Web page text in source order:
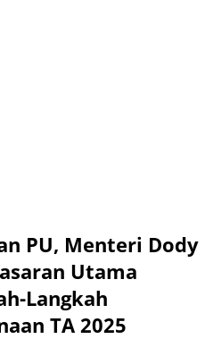
PU, Menteri Dody
Utama
Langkah
TA 2025